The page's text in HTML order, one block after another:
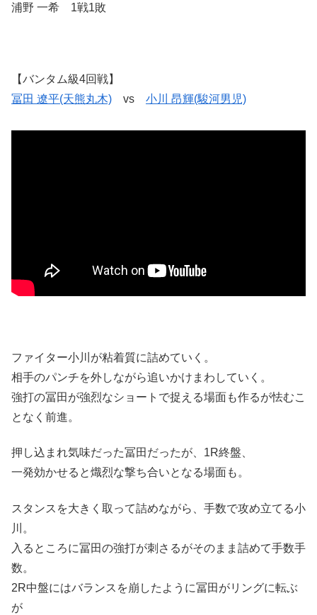
浦野 一希 1戦1敗
【バンタム級4回戦】
冨田 遼平(天熊丸木) vs 小川 昂輝(駿河男児)
ファイター小川が粘着質に詰めていく。
相手のパンチを外しながら追いかけまわしていく。
強打の冨田が強烈なショートで捉える場面も作るが怯むこ
となく前進。
押し込まれ気味だった冨田だったが、1R終盤、
一発効かせると熾烈な撃ち合いとなる場面も。
スタンスを大きく取って詰めながら、手数で攻め立てる小
川。
入るところに冨田の強打が刺さるがそのまま詰めて手数手
数。
2R中盤にはバランスを崩したように冨田がリングに転ぶ
が